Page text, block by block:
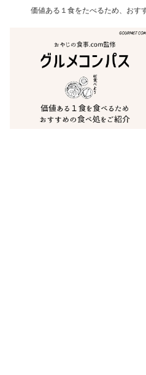
価値ある１食をたべるため、おす